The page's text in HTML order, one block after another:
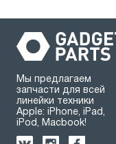
Мы предлагаем
запчасти для всей
линейки техники
Apple: iPhone, iPad,
iPod, Macbook!